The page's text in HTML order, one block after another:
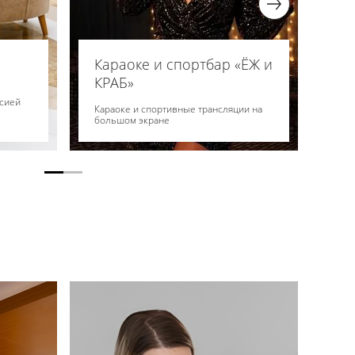
Караоке и спортбар «ЁЖ и
КРАБ»
Караоке и спортивные трансляции на
большом экране